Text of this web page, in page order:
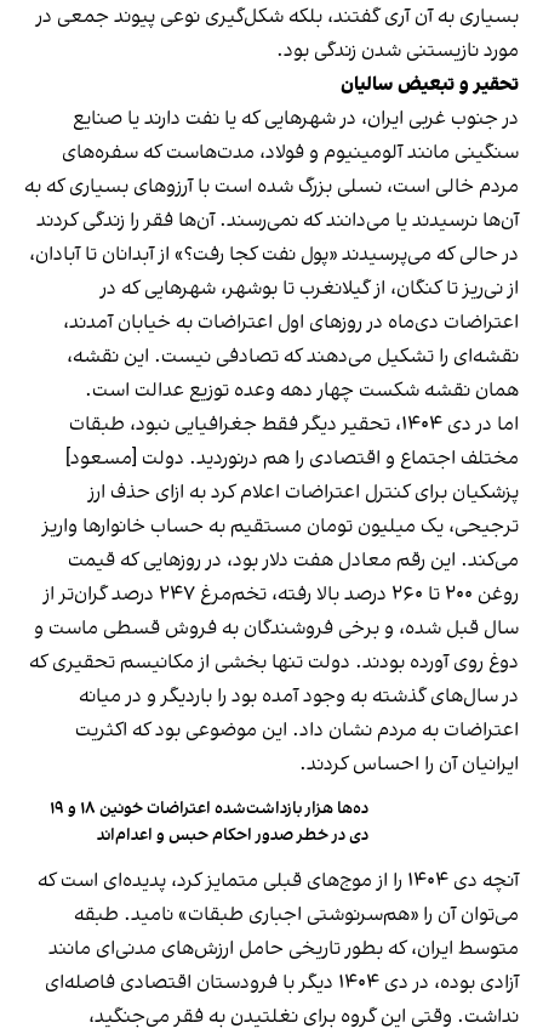
بسیاری به آن آری گفتند، بلکه شکل‌گیری نوعی پیوند جمعی در
مورد نازیستنی شدن زندگی بود.
تحقیر و تبعیض سالیان
در جنوب غربی ایران، در شهرهایی که یا نفت دارند یا صنایع
سنگینی مانند آلومینیوم و فولاد، مدت‌هاست که سفره‌های
مردم خالی است، نسلی بزرگ شده است با آرزوهای بسیاری که به
آن‌ها نرسیدند یا می‌دانند که نمی‌رسند. آن‌ها فقر را زندگی کردند
در حالی که می‌پرسیدند «پول نفت کجا رفت؟» از آبدانان تا آبادان،
از نی‌ریز تا کنگان، از گیلانغرب تا بوشهر، شهرهایی که در
اعتراضات دی‌ماه در روزهای اول اعتراضات به خیابان آمدند،
نقشه‌ای را تشکیل می‌دهند که تصادفی نیست. این نقشه،
همان نقشه شکست چهار دهه وعده توزیع عدالت است.
اما در دی ۱۴۰۴، تحقیر دیگر فقط جغرافیایی نبود، طبقات
مختلف اجتماع و اقتصادی را هم درنوردید. دولت [مسعود]
پزشکیان برای کنترل اعتراضات اعلام کرد به ازای حذف ارز
ترجیحی، یک میلیون تومان مستقیم به حساب خانوارها واریز
می‌کند. این رقم معادل هفت دلار بود، در روزهایی که قیمت
روغن ۲۰۰ تا ۲۶۰ درصد بالا رفته، تخم‌مرغ ۲۴۷ درصد گران‌تر از
سال قبل شده، و برخی فروشندگان به فروش قسطی ماست و
دوغ روی آورده بودند. دولت تنها بخشی از مکانیسم تحقیری که
در سال‌های گذشته به وجود آمده بود را باردیگر و در میانه
اعتراضات به مردم نشان داد. این موضوعی بود که اکثریت
ایرانیان آن را احساس کردند.
ده‌ها هزار بازداشت‌شده اعتراضات خونین ۱۸ و ۱۹
دی در خطر صدور احکام حبس و اعدام‌اند
آنچه دی ۱۴۰۴ را از موج‌های قبلی متمایز کرد، پدیده‌ای است که
می‌توان آن را «هم‌سرنوشتی اجباری طبقات» نامید. طبقه
متوسط ایران، که بطور تاریخی حامل ارزش‌های مدنی‌ای مانند
آزادی بوده، در دی ۱۴۰۴ دیگر با فرودستان اقتصادی فاصله‌ای
نداشت. وقتی این گروه برای نغلتیدن به فقر می‌جنگید،